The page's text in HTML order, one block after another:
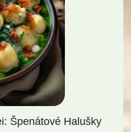
Špenátové Halušky